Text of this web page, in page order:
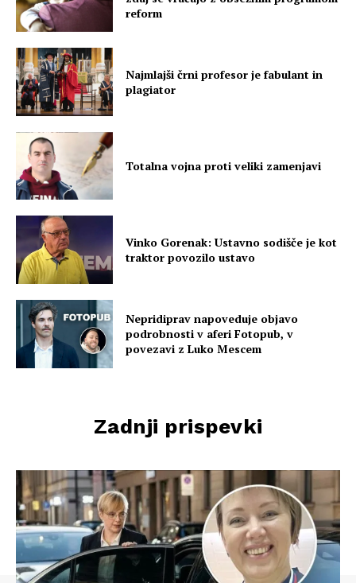
reform
Najmlajši črni profesor je fabulant in
plagiator
Totalna vojna proti veliki zamenjavi
Vinko Gorenak: Ustavno sodišče je kot
traktor povozilo ustavo
Nepridiprav napoveduje objavo
podrobnosti v aferi Fotopub, v
povezavi z Luko Mescem
Zadnji prispevki